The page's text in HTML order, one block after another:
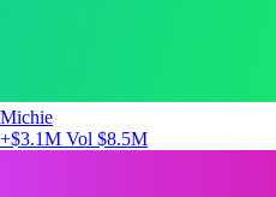
Michie
+$3.1M Vol $8.5M